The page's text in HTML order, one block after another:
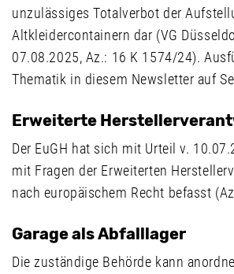
unzulässiges Totalverbot der
Altkleidercontainern dar (VG
07.08.2025, Az.: 16 K 1574/24).
Thematik in diesem Newsletter auf
Erweiterte
Der EuGH hat sich mit Urteil v.
mit Fragen der Erweiterten
nach europäischem Recht befasst
Garage als Abfalllager
Die zuständige Behörde kann